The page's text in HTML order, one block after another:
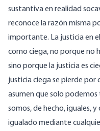
sustantiva en realidad
reconoce la razón misma
importante. La justicia en
como ciega, no porque no
sino porque la justicia es
justicia ciega se pierde por
asumen que solo
somos, de hecho, iguales,
igualado mediante